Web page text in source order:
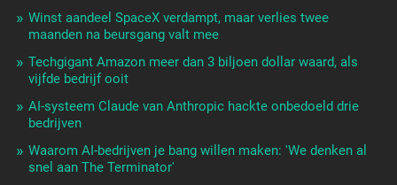
Winst aandeel SpaceX verdampt, maar verlies twee
maanden na beursgang valt mee
Techgigant Amazon meer dan 3 biljoen dollar waard, als
vijfde bedrijf ooit
AI-systeem Claude van Anthropic hackte onbedoeld drie
bedrijven
Waarom AI-bedrijven je bang willen maken: 'We denken al
snel aan The Terminator'